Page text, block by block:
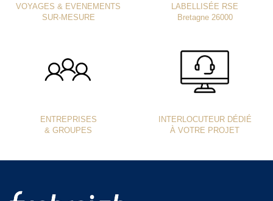
VOYAGES & EVENEMENTS
SUR-MESURE
LABELLISÉE RSE
Bretagne 26000
ENTREPRISES
& GROUPES
INTERLOCUTEUR DÉDIÉ
À VOTRE PROJET